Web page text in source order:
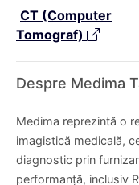
CT (Computer
Tomograf)
Despre Medima
Medima reprezintă o
imagistică medicală,
diagnostic prin
performanță, inclusiv